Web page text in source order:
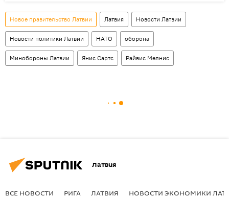
Новое правительство Латвии Латвия Новости Латвии
Новости политики Латвии НАТО оборона
Минобороны Латвии Янис Сартс Райвис Мелнис
Латвия
ВСЕ НОВОСТИ РИГА ЛАТВИЯ НОВОСТИ ЭКОНОМИКИ